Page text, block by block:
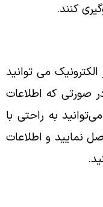
کنند.
می توانید
صورتی که اطلاعات
به راحتی با
نمایید و اطلاعات